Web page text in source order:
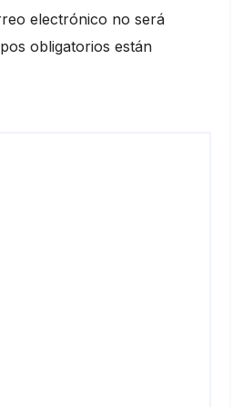
electrónico no será
obligatorios están